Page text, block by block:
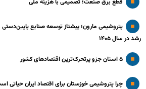
قطع برق صنعت؛ تصمیمی با هزینه ملی
پتروشیمی مارون؛ پیشتاز توسعه صنایع
رشد در سال ۱۴۰۵
۵ استان جزو پرتحرک‌ترین اقتصاد‌های کشور
چرا پتروشیمی خوزستان برای اقتصاد ایران حیاتی است؟